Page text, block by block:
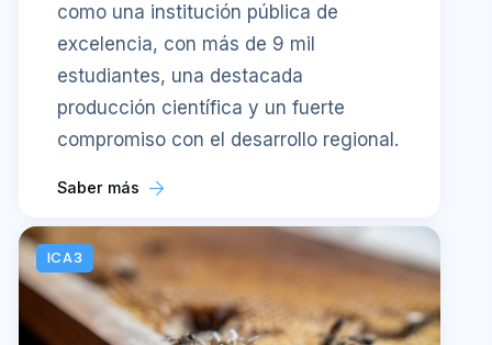
como una institución pública de
excelencia, con más de 9 mil
estudiantes, una destacada
producción científica y un fuerte
compromiso con el desarrollo regional.
Saber más
ICA3